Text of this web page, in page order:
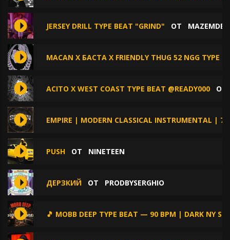
JERSEY DRILL TYPE BEAT "GRIND" ОТ
MACAN X БАСТА X FRIENDLY THUG 52 NGG TYPE
ACITO X WEST COAST TYPE BEAT @READY000
EMPIRE | MODERN CLASSICAL INSTRUMENTAL |
PUSH ОТ NINETEEN
ДЕРЗКИЙ ОТ PRODBYSERGHIO
🎵 MOBB DEEP TYPE BEAT — 90 BPM | DARK NY